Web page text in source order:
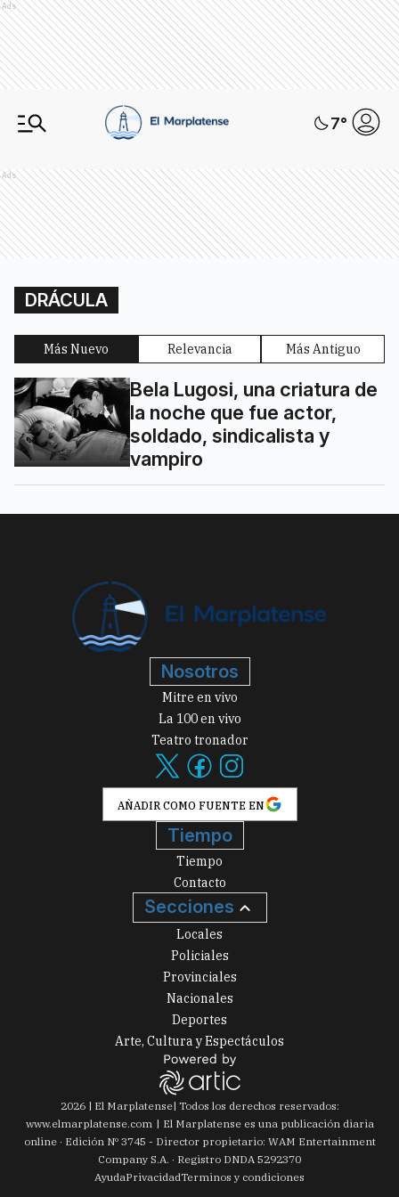
Ads
7°
Ads
DRÁCULA
Más Nuevo Relevancia Más Antiguo
Bela Lugosi, una criatura de
la noche que fue actor,
soldado, sindicalista y
vampiro
Nosotros
Mitre en vivo
La 100 en vivo
Teatro tronador
AÑADIR COMO FUENTE EN
Tiempo
Tiempo
Contacto
Secciones
Locales
Policiales
Provinciales
Nacionales
Deportes
Arte, Cultura y Espectáculos
2026| El Marplatense| Todos los derechos reservados:
www.elmarplatense.com
El Marplatense es una publicación diaria
online · Edición Nº 3745 - Director propietario: WAM Entertainment
Company S.A. · Registro DNDA 5292370
AyudaPrivacidadTerminos y condiciones